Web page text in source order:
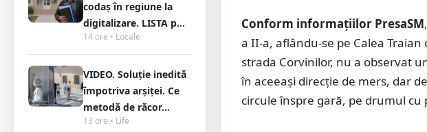
codaș în regiune la
digitalizare. LISTA p...
14 ore • Locale
VIDEO. Soluție inedită
împotriva arșiței. Ce
metodă de răcor...
13 ore • Life
Conform informațiilor PresaSM
a II-a, aflându-se pe Calea
strada Corvinilor, nu a observat
în aceeași direcție de mers, dar
circule înspre gară, pe drumul cu